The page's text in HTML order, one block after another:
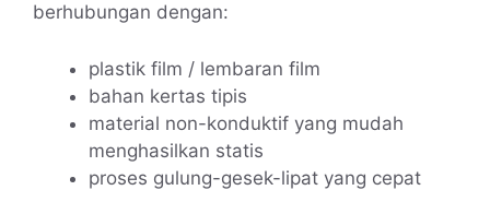
berhubungan dengan:
plastik film / lembaran film
bahan kertas tipis
material non-konduktif yang mudah
menghasilkan statis
proses gulung-gesek-lipat yang cepat